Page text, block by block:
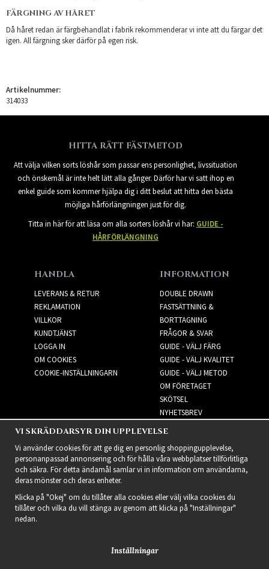
FÄRGNING AV HÅRET
Då håret redan är färgbehandlat i fabrik rekommenderar vi inte att du färgar det
igen. All färgning sker därför på egen risk.
Artikelnummer:
314033
HITTA RÄTT FÄSTMETOD
Att välja vilken sorts löshår som passar ens personlighet, livssituation
och önskemål är inte helt lätt alla gånger. Därför har vi satt ihop en
enkel guide som kommer hjälpa dig i ditt beslut att hitta den bästa
möjliga hårförlängningen just för dig.
Titta in här för att läsa om alla sorters löshår vi har: GUIDE -
HÅRFÖRLÄNGNING
HANDLA
LEVERANS & RETUR
REKLAMATION
VILLKOR
KUNDTJÄNST
LOGGA IN
OM COOKIES
COOKIE-INSTÄLLNINGARN
INFORMATION
DOUBLE DRAWN
FASTSÄTTNING &
BORTTAGNING
FRÅGOR & SVAR
GUIDE - VÄLJ FÄRG
GUIDE - VÄLJ KVALITET
GUIDE - VÄLJ METOD
OM FÖRETAGET
SKÖTSEL
NYHETSBREV
NYHETSBREV
VI SKRÄDDARSYR DIN UPPLEVELSE
Vi använder cookies för att ge dig en personlig shoppingupplevelse,
personanpassad annonsering och för hålla våra webbplatser tillförlitliga
och säkra. För detta ändamål samlar vi in information om användarna,
deras mönster och deras enheter.
Klicka på "Okej" om du tillåter alla cookies eller välj vilka cookies du
tillåter och vilka du vill stänga av genom att klicka på "Inställningar"
nedan.
Inställningar